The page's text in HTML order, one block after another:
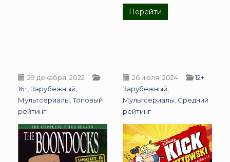
Перейти
29 декабря, 2022
16+ Зарубежный
Мультсериалы ,Топовый
рейтинг
26 июля, 2024 12+
Зарубежный
Мультсериалы Средний
рейтинг